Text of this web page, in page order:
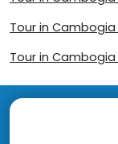
Tour in Cambogia
Tour in Cambogia